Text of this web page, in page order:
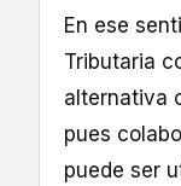
En ese
Tributaria
alternativa
pues
puede ser